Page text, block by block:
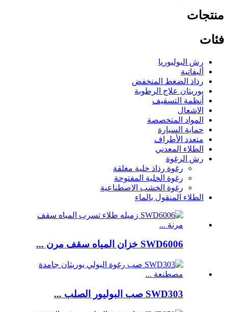
منتجات
فئات
رش البوليوريا
أليفاتية
رذاذ الضغط المنخفض
يوريتان علاج الرطوبة
أنظمة التسقيف
الاشعال
المواد المتخصصة
حماية السيارة
متعدد الأطراف
الطلاء المعدني
رش الرغوة
رغوة رذاذ خلية مغلقة
رغوة الخلية المفتوحة
رغوة الخشب الاصطناعية
الطلاء المنقول بالماء
SWD6006 خزان المياه سقف مرن ...
SWD303 صب البوليور الصلب ...